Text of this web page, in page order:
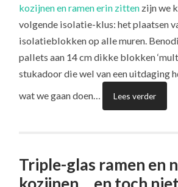
kozijnen en ramen erin zitten zijn we
volgende isolatie-klus: het plaatsen
isolatieblokken op alle muren.
pallets aan 14 cm dikke blokken
stukadoor die wel van een uitdaging
wat we gaan doen…
Lees verder
Triple-glas ramen en